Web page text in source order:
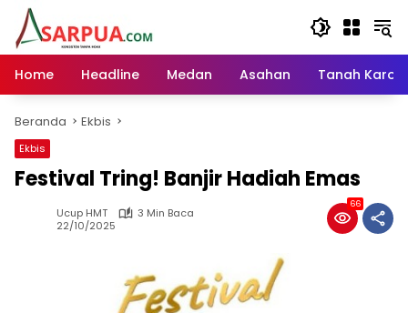
Langsung
konten
Home
Headline Medan Asahan Tanah Karo
Beranda Ekbis
Ekbis
Festival Tring! Banjir Hadiah Emas
Ucup HMT
3 Min Baca
22/10/2025
66